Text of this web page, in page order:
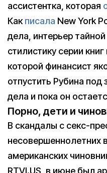
ассистентка, которая
Какписала New York
дела, интерьер
стилистику серии
которой финансист
отпустить Рубина
дела и пока он
Порно, дети и
В скандалы с секс-
несовершеннолетних
американских